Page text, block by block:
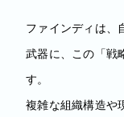
ファインディは、
武器に、この「戦
す。
複雑な組織構造や